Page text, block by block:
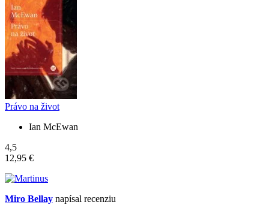
Právo na život
Ian McEwan
4,5
12,95 €
Miro Bellay napísal recenziu